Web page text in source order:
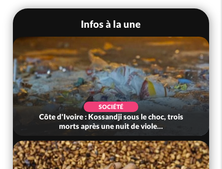
Infos à la une
SOCIÉTÉ
Côte d'Ivoire : Kossandji sous le choc, trois
morts après une nuit de viole...